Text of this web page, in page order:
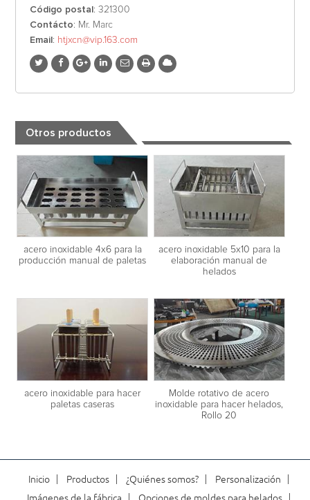
Código postal : 321300
Contácto: Mr. Marc
Email : htjxcn@vip.163.com
Otros productos
acero inoxidable 4x6 para la
producción manual de paletas
acero inoxidable 5x10 para la
elaboración manual de
helados
acero inoxidable para hacer
paletas caseras
Molde rotativo de acero
inoxidable para hacer helados,
Rollo 20
Inicio Productos ¿Quiénes somos?
Personalización